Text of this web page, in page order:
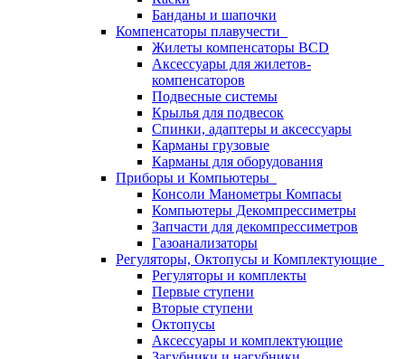
Банданы и шапочки
Компенсаторы плавучести
Жилеты компенсаторы BCD
Аксессуары для жилетов-
компенсаторов
Подвесные системы
Крылья для подвесок
Спинки, адаптеры и аксессуары
Карманы грузовые
Карманы для оборудования
Приборы и Компьютеры
Консоли Манометры Компасы
Компьютеры Декомпрессиметры
Запчасти для декомпрессиметров
Газоанализаторы
Регуляторы, Октопусы и Комплектующие
Регуляторы и комплекты
Первые ступени
Вторые ступени
Октопусы
Аксессуары и комплектующие